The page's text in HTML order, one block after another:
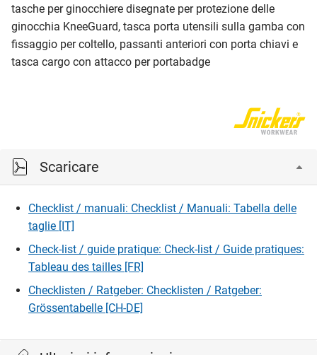
tasche per ginocchiere disegnate per protezione delle
ginocchia KneeGuard, tasca porta utensili sulla gamba con
fissaggio per coltello, passanti anteriori con porta chiavi e
tasca cargo con attacco per portabadge
Scaricare
Checklist / manuali: Checklist / Manuali: Tabella delle
taglie [IT]
Check-list / guide pratique: Check-list / Guide pratiques:
Tableau des tailles [FR]
Checklisten / Ratgeber: Checklisten / Ratgeber:
Grössentabelle [CH-DE]